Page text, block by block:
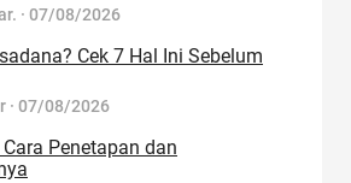
· 07/08/2026
Cek 7 Hal Ini Sebelum
· 07/08/2026
Penetapan dan